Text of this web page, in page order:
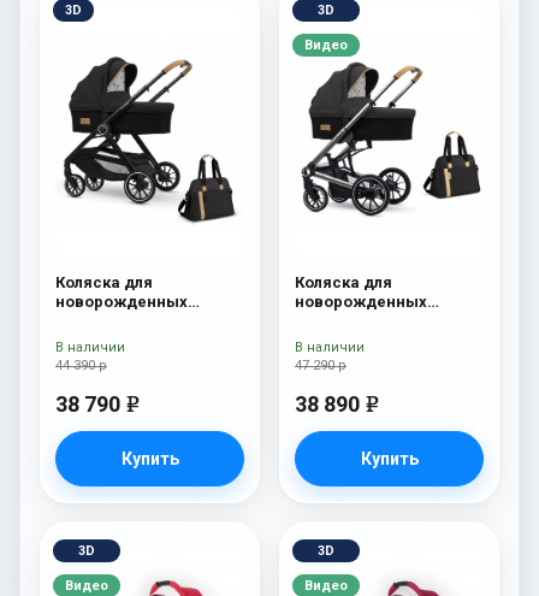
3D
Коляска для
новорожденных
сумка Onyx
44 390 р
38 790 e
Купить
В наличии
3D
Видео
Коляска для
новорожденных
Onyx
47 290 р
38 890 e
Купить
В наличии
3D
Видео
3D
Видео